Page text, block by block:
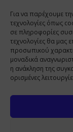
Για να παρέχουμε
τεχνολογίες όπως
σε πληροφορίες
τεχνολογίες θα μας
προσωπικού
μοναδικά
η ανάκληση της
ορισμένες
•
προβλέπονται από